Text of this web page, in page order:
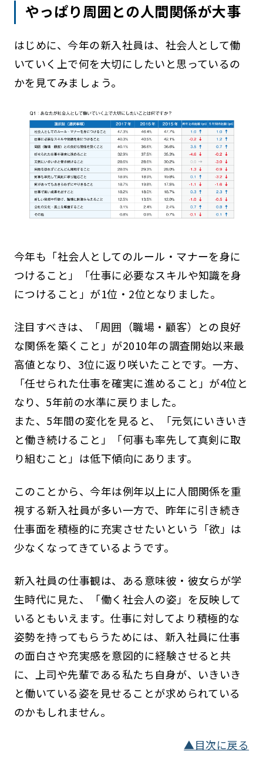
やっぱり周囲との人間関係が大事
はじめに、今年の新入社員は、社会人として働
いていく上で何を大切にしたいと思っているの
かを見てみましょう。
今年も「社会人としてのルール・マナーを身に
つけること」「仕事に必要なスキルや知識を身
につけること」が1位・2位となりました。
注目すべきは、「周囲（職場・顧客）との良好
な関係を築くこと」が2010年の調査開始以来最
高値となり、3位に返り咲いたことです。一方、
「任せられた仕事を確実に進めること」が4位と
なり、5年前の水準に戻りました。
また、5年間の変化を見ると、「元気にいきいき
と働き続けること」「何事も率先して真剣に取
り組むこと」は低下傾向にあります。
このことから、今年は例年以上に人間関係を重
視する新入社員が多い一方で、昨年に引き続き
仕事面を積極的に充実させたいという「欲」は
少なくなってきているようです。
新入社員の仕事観は、ある意味彼・彼女らが学
生時代に見た、「働く社会人の姿」を反映して
いるともいえます。仕事に対してより積極的な
姿勢を持ってもらうためには、新入社員に仕事
の面白さや充実感を意図的に経験させると共
に、上司や先輩である私たち自身が、いきいき
と働いている姿を見せることが求められている
のかもしれません。
▲目次に戻る